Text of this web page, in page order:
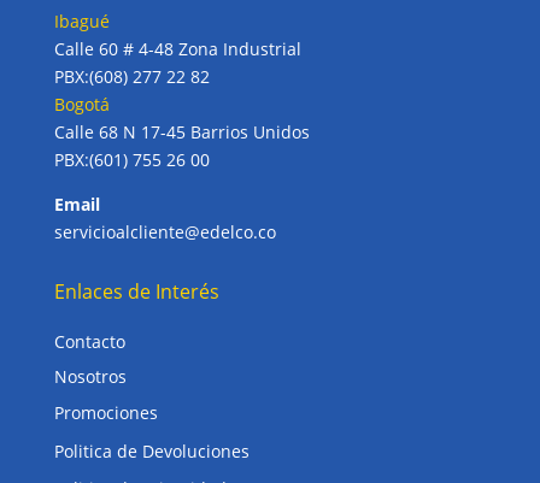
Ibagué
Calle 60 # 4-48 Zona Industrial
PBX:(608) 277 22 82
Bogotá
Calle 68 N 17-45 Barrios Unidos
PBX:(601) 755 26 00
Email
servicioalcliente@edelco.co
Enlaces de Interés
Contacto
Nosotros
Promociones
Politica de Devoluciones